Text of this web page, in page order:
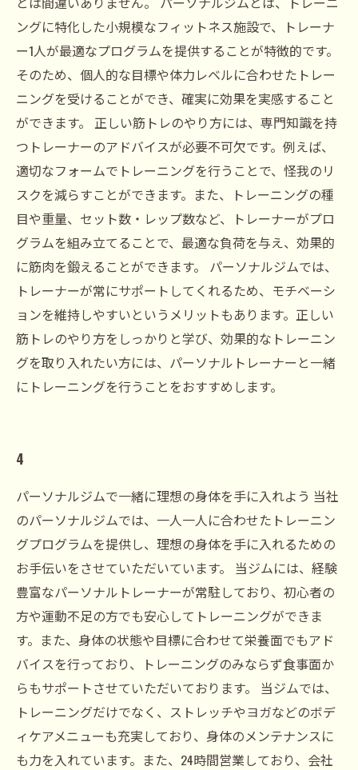
ングに特化した小規模なフィットネス施設で、トレーナ
ー1人が最適なプログラムを提供することが特徴的です。
そのため、個人的な目標や体力レベルに合わせたトレー
ニングを受けることができ、確実に効果を実感すること
ができます。 正しい筋トレのやり方には、専門知識を持
つトレーナーのアドバイスが必要不可欠です。例えば、
適切なフォームでトレーニングを行うことで、怪我のリ
スクを減らすことができます。また、トレーニングの種
目や重量、セット数・レップ数など、トレーナーがプロ
グラムを組み立てることで、最適な負荷を与え、効果的
に筋肉を鍛えることができます。 パーソナルジムでは、
トレーナーが常にサポートしてくれるため、モチベーシ
ョンを維持しやすいというメリットもあります。正しい
筋トレのやり方をしっかりと学び、効果的なトレーニン
グを取り入れたい方には、パーソナルトレーナーと一緒
にトレーニングを行うことをおすすめします。
4
パーソナルジムで一緒に理想の身体を手に入れよう 当社
のパーソナルジムでは、一人一人に合わせたトレーニン
グプログラムを提供し、理想の身体を手に入れるための
お手伝いをさせていただいています。 当ジムには、経験
豊富なパーソナルトレーナーが常駐しており、初心者の
方や運動不足の方でも安心してトレーニングができま
す。また、身体の状態や目標に合わせて栄養面でもアド
バイスを行っており、トレーニングのみならず食事面か
らもサポートさせていただいております。 当ジムでは、
トレーニングだけでなく、ストレッチやヨガなどのボデ
ィケアメニューも充実しており、身体のメンテナンスに
も力を入れています。また、24時間営業しており、会社